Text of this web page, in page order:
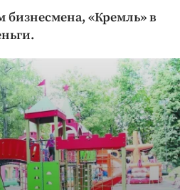
ЖКХ
бизнесмена, «Кремль» в